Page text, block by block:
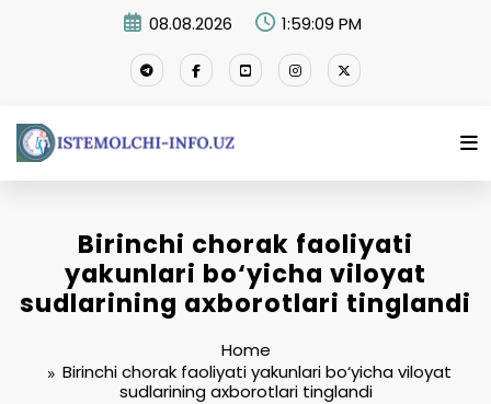
08.08.2026 1:59:09 PM
Birinchi chorak faoliyati
yakunlari bo‘yicha viloyat
sudlarining axborotlari tinglandi
Home
Birinchi chorak faoliyati yakunlari bo‘yicha viloyat
sudlarining axborotlari tinglandi